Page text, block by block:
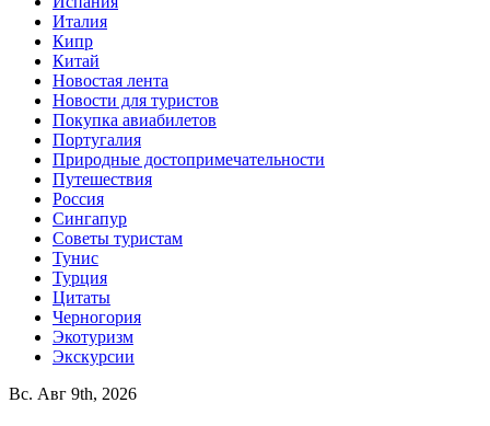
Италия
Кипр
Китай
Новостая лента
Новости для туристов
Покупка авиабилетов
Португалия
Природные достопримечательности
Путешествия
Россия
Сингапур
Советы туристам
Тунис
Турция
Цитаты
Черногория
Экотуризм
Экскурсии
Вс. Авг 9th, 2026